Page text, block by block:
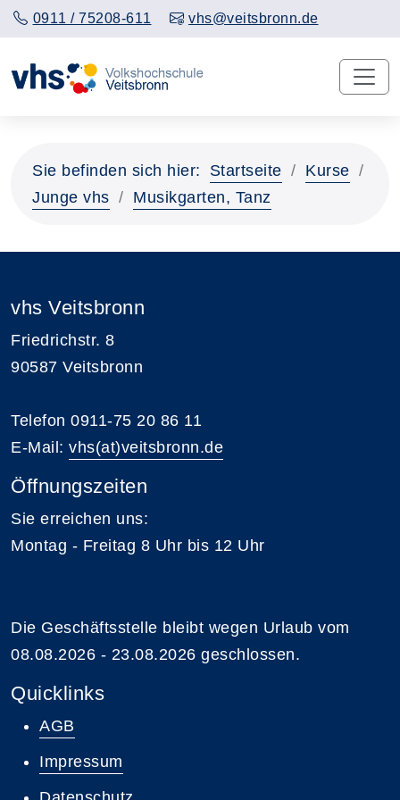
0911 / 75208-611 vhs@veitsbronn.de
Sie befinden sich hier: Startseite
Kurse
Junge vhs
Musikgarten, Tanz
vhs Veitsbronn
Friedrichstr. 8
90587 Veitsbronn
Telefon 0911-75 20 86 11
E-Mail: vhs(at)veitsbronn.de
Öffnungszeiten
Sie erreichen uns:
Montag - Freitag 8 Uhr bis 12 Uhr
Die Geschäftsstelle bleibt wegen Urlaub vom
08.08.2026 - 23.08.2026 geschlossen.
Quicklinks
AGB
Impressum